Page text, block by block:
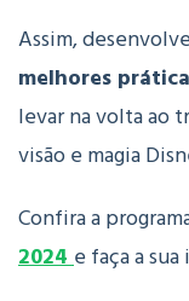
Assim,
melhores
levar na volta ao
visão e magia
Confira a
2024e faça a